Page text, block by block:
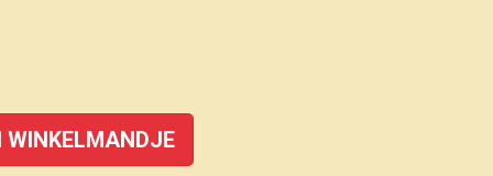
WINKELMANDJE